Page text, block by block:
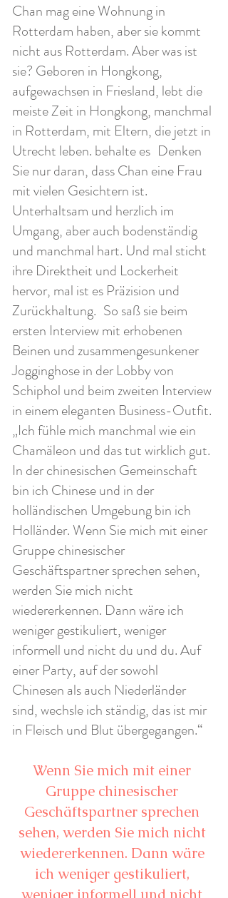
Chan mag eine Wohnung in
Rotterdam haben, aber sie kommt
nicht aus Rotterdam. Aber was ist
sie? Geboren in Hongkong,
aufgewachsen in Friesland, lebt die
meiste Zeit in Hongkong, manchmal
in Rotterdam, mit Eltern, die jetzt in
Utrecht leben. behalte es Denken
Sie nur daran, dass Chan eine Frau
mit vielen Gesichtern ist.
Unterhaltsam und herzlich im
Umgang, aber auch bodenständig
und manchmal hart. Und mal sticht
ihre Direktheit und Lockerheit
hervor, mal ist es Präzision und
Zurückhaltung. So saß sie beim
ersten Interview mit erhobenen
Beinen und zusammengesunkener
Jogginghose in der Lobby von
Schiphol und beim zweiten Interview
in einem eleganten Business-Outfit.
„Ich fühle mich manchmal wie ein
Chamäleon und das tut wirklich gut.
In der chinesischen Gemeinschaft
bin ich Chinese und in der
holländischen Umgebung bin ich
Holländer. Wenn Sie mich mit einer
Gruppe chinesischer
Geschäftspartner sprechen sehen,
werden Sie mich nicht
wiedererkennen. Dann wäre ich
weniger gestikuliert, weniger
informell und nicht du und du. Auf
einer Party, auf der sowohl
Chinesen als auch Niederländer
sind, wechsle ich ständig, das ist mir
in Fleisch und Blut übergegangen.“
Wenn Sie mich mit einer
Gruppe chinesischer
Geschäftspartner sprechen
sehen, werden Sie mich nicht
wiedererkennen. Dann wäre
ich weniger gestikuliert,